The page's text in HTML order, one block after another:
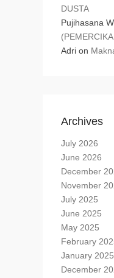
DUSTA
Pujihasana
Adri on
Archives
July 2026
June 2026
December
November
July 2025
June 2025
May 2025
February
January 2025
December